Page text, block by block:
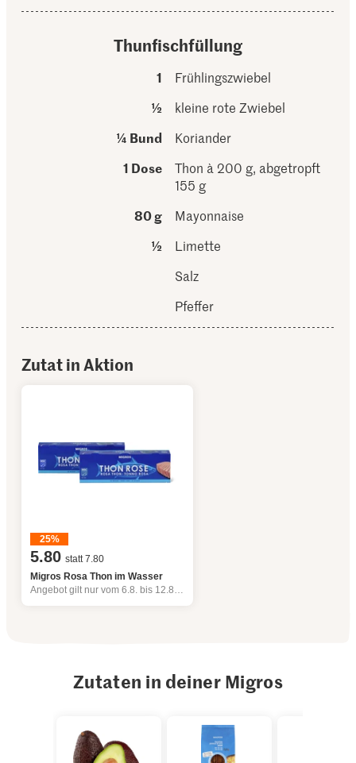
Thunfischfüllung
1
Frühlingszwiebel
½
kleine rote Zwiebel
¼ Bund
Koriander
1 Dose
Thon à 200 g, abgetropft
155 g
80 g
Mayonnaise
½
Limette
Salz
Pfeffer
Zutat in Aktion
25%
5.80 statt 7.80
Migros Rosa Thon im Wasser
Angebot gilt nur vom 6.8. bis 12.8.2026, solange Vorrat.
Zutaten in deiner Migros